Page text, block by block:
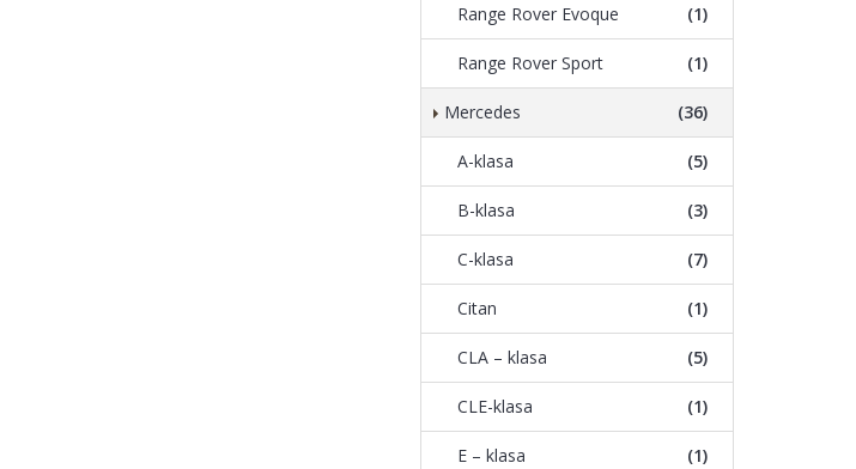
Range Rover Evoque (1)
Range Rover Sport (1)
Mercedes (36)
A-klasa (5)
B-klasa (3)
C-klasa (7)
Citan (1)
CLA – klasa (5)
CLE-klasa (1)
E – klasa (1)